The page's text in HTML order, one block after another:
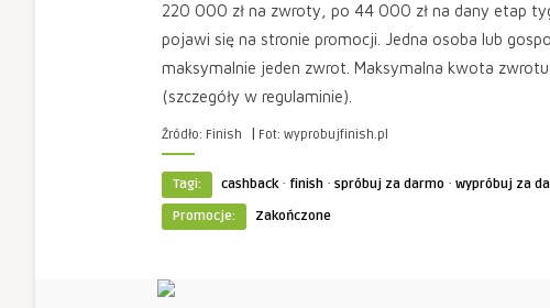
220 000 zł na zwroty, po 44 000 zł na dany etap
pojawi się na stronie promocji. Jedna osoba lub
maksymalnie jeden zwrot. Maksymalna kwota
(szczegóły w regulaminie).
Źródło: Finish | Fot: wyprobujfinish.pl
Tagi: cashback· finish · spróbuj za darmo · wypróbuj za
Promocje:
Zakończone